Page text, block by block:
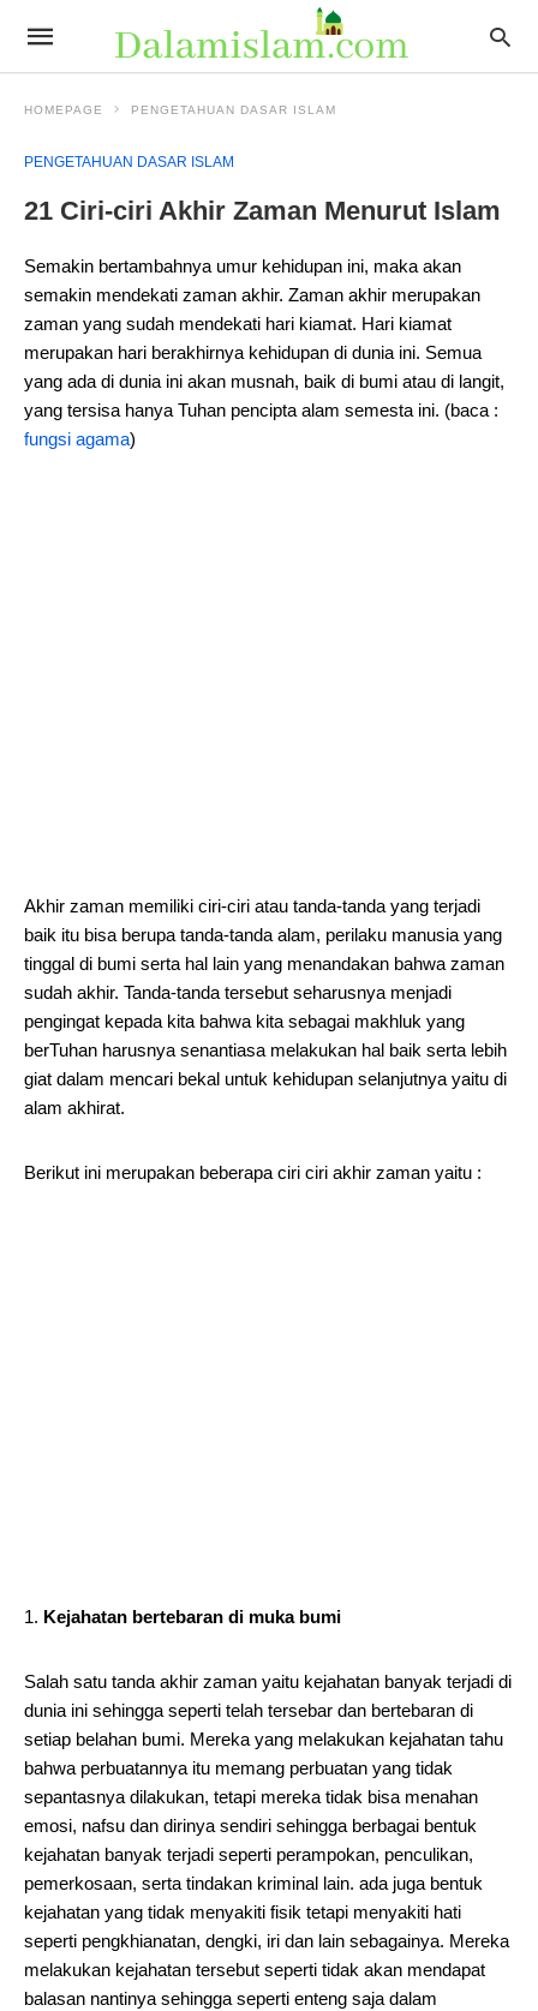
HOMEPAGE PENGETAHUAN DASAR ISLAM
PENGETAHUAN DASAR ISLAM
21 Ciri-ciri Akhir Zaman Menurut Islam
Semakin bertambahnya umur kehidupan ini, maka akan
semakin mendekati zaman akhir. Zaman akhir merupakan
zaman yang sudah mendekati hari kiamat. Hari kiamat
merupakan hari berakhirnya kehidupan di dunia ini. Semua
yang ada di dunia ini akan musnah, baik di bumi atau di langit,
yang tersisa hanya Tuhan pencipta alam semesta ini. (baca :
fungsi agama)
Akhir zaman memiliki ciri-ciri atau tanda-tanda yang terjadi
baik itu bisa berupa tanda-tanda alam, perilaku manusia yang
tinggal di bumi serta hal lain yang menandakan bahwa zaman
sudah akhir. Tanda-tanda tersebut seharusnya menjadi
pengingat kepada kita bahwa kita sebagai makhluk yang
berTuhan harusnya senantiasa melakukan hal baik serta lebih
giat dalam mencari bekal untuk kehidupan selanjutnya yaitu di
alam akhirat.
Berikut ini merupakan beberapa ciri ciri akhir zaman yaitu :
Kejahatan bertebaran di muka bumi
Salah satu tanda akhir zaman yaitu kejahatan banyak terjadi di
dunia ini sehingga seperti telah tersebar dan bertebaran di
setiap belahan bumi. Mereka yang melakukan kejahatan tahu
bahwa perbuatannya itu memang perbuatan yang tidak
sepantasnya dilakukan, tetapi mereka tidak bisa menahan
emosi, nafsu dan dirinya sendiri sehingga berbagai bentuk
kejahatan banyak terjadi seperti perampokan, penculikan,
pemerkosaan, serta tindakan kriminal lain. ada juga bentuk
kejahatan yang tidak menyakiti fisik tetapi menyakiti hati
seperti pengkhianatan, dengki, iri dan lain sebagainya. Mereka
melakukan kejahatan tersebut seperti tidak akan mendapat
balasan nantinya sehingga seperti enteng saja dalam